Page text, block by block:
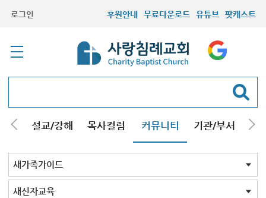
로그인 후원안내 무료다운로드 유튜브 팟캐스트
내 설교/강해 목사컬럼 커뮤니티 기관/부서 선
최근등록자료
자유게시판
교회소식
성도컬럼
새가족사진
새가족가이드
포토앨범
찬양쉼터
신앙도서
성경읽기퀴즈
기도부탁
새가족가이드 전체
필수기사
필수강해 40선
교회믿음
새신자교육